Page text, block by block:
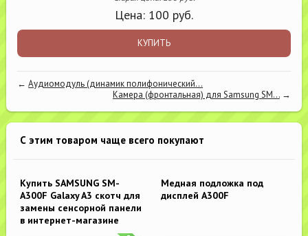
Цена: 100 руб.
КУПИТЬ
←Аудиомодуль (динамик полифонический...
Камера (фронтальная) для Samsung SM...→
С этим товаром чаще всего покупают
Купить SAMSUNG SM-
A300F Galaxy A3 скотч для
замены сенсорной панели
в интернет-магазине
Медная подложка под
дисплей A300F